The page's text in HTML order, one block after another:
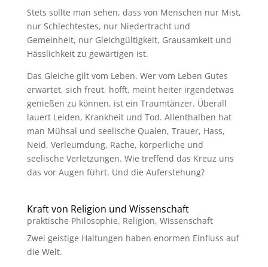
Stets sollte man sehen, dass von Menschen nur Mist,
nur Schlechtestes, nur Niedertracht und
Gemeinheit, nur Gleichgültigkeit, Grausamkeit und
Hässlichkeit zu gewärtigen ist.
Das Gleiche gilt vom Leben. Wer vom Leben Gutes
erwartet, sich freut, hofft, meint heiter irgendetwas
genießen zu können, ist ein Traumtänzer. Überall
lauert Leiden, Krankheit und Tod. Allenthalben hat
man Mühsal und seelische Qualen, Trauer, Hass,
Neid, Verleumdung, Rache, körperliche und
seelische Verletzungen. Wie treffend das Kreuz uns
das vor Augen führt. Und die Auferstehung?
Kraft von Religion und Wissenschaft
praktische Philosophie, Religion, Wissenschaft
Zwei geistige Haltungen haben enormen Einfluss auf
die Welt.